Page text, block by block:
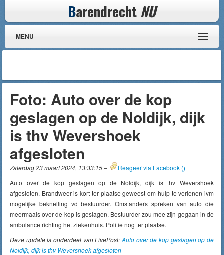
Barendrecht NU
MENU
Foto: Auto over de kop
geslagen op de Noldijk, dijk
is thv Wevershoek
afgesloten
Zaterdag 23 maart 2024, 13:33:15– Reageer via Facebook ()
Auto over de kop geslagen op de Noldijk, dijk is thv Wevershoek
afgesloten. Brandweer is kort ter plaatse geweest om hulp te verlenen ivm
mogelijke beknelling vd bestuurder. Omstanders spreken van auto die
meermaals over de kop is geslagen. Bestuurder zou mee zijn gegaan in de
ambulance richting het ziekenhuis. Politie nog ter plaatse.
Deze update is onderdeel van LivePost: Auto over de kop geslagen op de
Noldijk, dijk is thv Wevershoek afgesloten